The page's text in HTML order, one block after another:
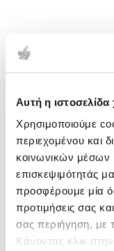
Αυτή η ιστοσελίδα
Χρησιμοποιούμε
περιεχομένου και
κοινωνικών μέσων
επισκεψιμότητάς
προσφέρουμε μία
προτιμήσεις σας
σας περιήγηση, με
Κάνοντας κλικ στην